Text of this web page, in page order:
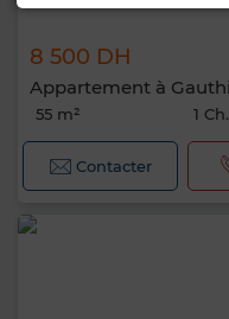
8 500 DH
Appartement à
55 m² 1 Ch.
Contacter